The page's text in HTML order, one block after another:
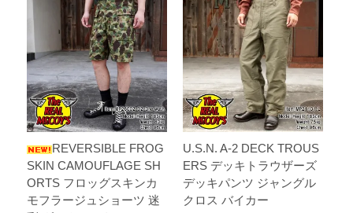
REVERSIBLE FROG
SKIN CAMOUFLAGE SH
ORTS フロッグスキンカ
モフラージュショーツ 迷
U.S.N. A-2 DECK TROUS
ERS デッキトラウザーズ
デッキパンツ ジャングル
クロス バイカー